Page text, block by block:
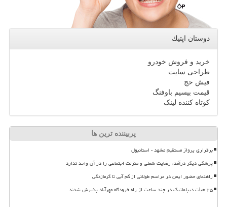
دوستان اپتیك
خرید و فروش خودرو
طراحی سایت
فیش حج
قیمت بیسیم باوفنگ
کوتاه کننده لینک
پربیننده ترین ها
برقراری پرواز مستقیم مشهد - استانبول
پزشکی دیگر درآمد، رضایت شغلی و منزلت اجتماعی را در آن واحد ندارد
راهنمای حضور ایمن در مراسم طولانی از کم آبی تا گرمازدگی
۲۵ هیأت دیپلماتیک در چند ساعت از راه فرودگاه مهرآباد پذیرش شدند